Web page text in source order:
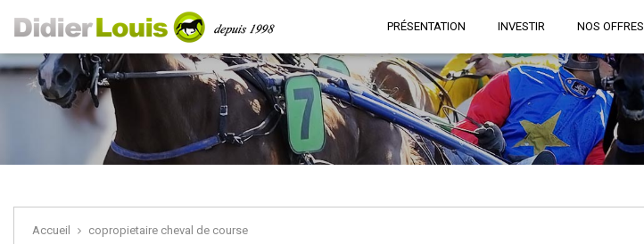
PRÉSENTATION INVESTIR NOS OFFRES
Accueil copropietaire cheval de course